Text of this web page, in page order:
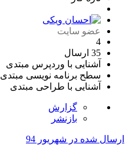
عضو سایت
4
35 ارسال
آشنایی با وردپرس مبتدی
سطح برنامه نویسی مبتدی
آشنایی با طراحی مبتدی
گزارش
بازنشر
ارسال شده در شهریور 94